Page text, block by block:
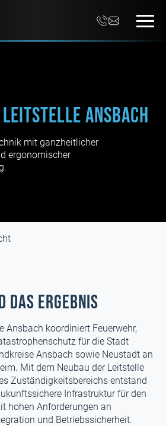
Ansbach
mit ganzheitlicher
ergonomischer
das Ergebnis
Ansbach koordiniert Feuerwehr,
für die Stadt
Ansbach sowie Neustadt an
Mit dem Neubau der Leitstelle
Zuständigkeitsbereichs entstand
Infrastruktur für den
hohen Anforderungen an
und Betriebssicherheit.